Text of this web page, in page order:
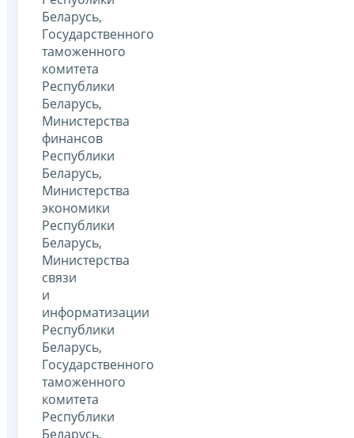
Беларусь,
Государственного
таможенного
комитета
Республики
Беларусь,
Министерства
финансов
Республики
Беларусь,
Министерства
экономики
Республики
Беларусь,
Министерства
связи
и
информатизации
Республики
Беларусь,
Государственного
таможенного
комитета
Республики
Беларусь,